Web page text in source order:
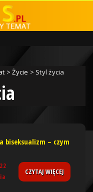
>Życie > Styl życia
biseksualizm – czym
CZYTAJ WIĘCEJ